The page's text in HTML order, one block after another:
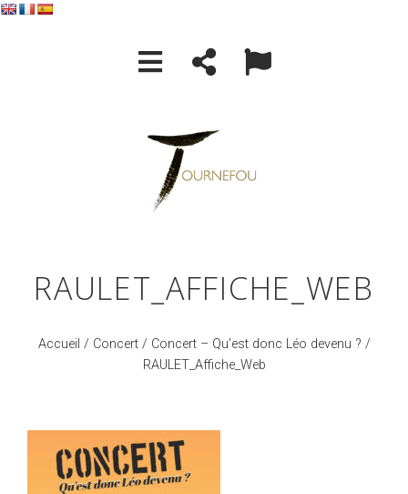
RAULET_AFFICHE_WEB
Accueil / Concert/ Concert – Qu’est donc Léo devenu ? /
RAULET_Affiche_Web